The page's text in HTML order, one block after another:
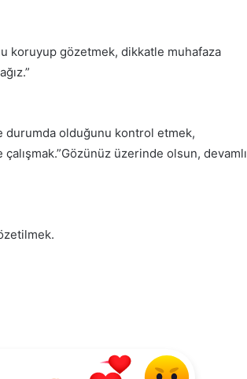
koruyup gözetmek, dikkatle muhafaza
durumda olduğunu kontrol etmek,
üzerinde olsun, devamlı